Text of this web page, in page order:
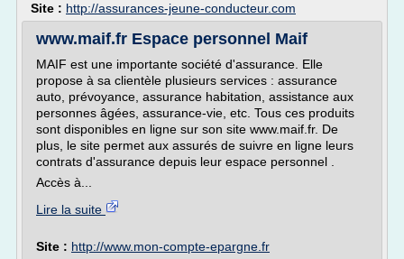
Site : http://assurances-jeune-conducteur.com
www.maif.fr Espace personnel Maif
MAIF est une importante société d'assurance. Elle
propose à sa clientèle plusieurs services : assurance
auto, prévoyance, assurance habitation, assistance aux
personnes âgées, assurance-vie, etc. Tous ces produits
sont disponibles en ligne sur son site www.maif.fr. De
plus, le site permet aux assurés de suivre en ligne leurs
contrats d'assurance depuis leur espace personnel .
Accès à...
Lire la suite
Site : http://www.mon-compte-epargne.fr